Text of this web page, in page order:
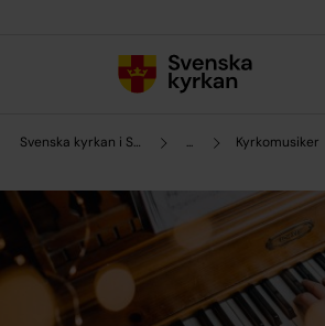
Svenska kyrkan i Sotenäs ... Kyrkomusiker